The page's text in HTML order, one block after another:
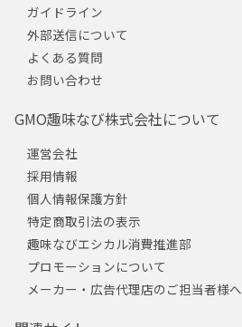
ガイドライン
外部送信について
よくある質問
お問い合わせ
GMO趣味なび株式会社について
運営会社
採用情報
個人情報保護方針
特定商取引法の表示
趣味なびエシカル消費推進部
プロモーションについて
メーカー・広告代理店のご担当者様へ